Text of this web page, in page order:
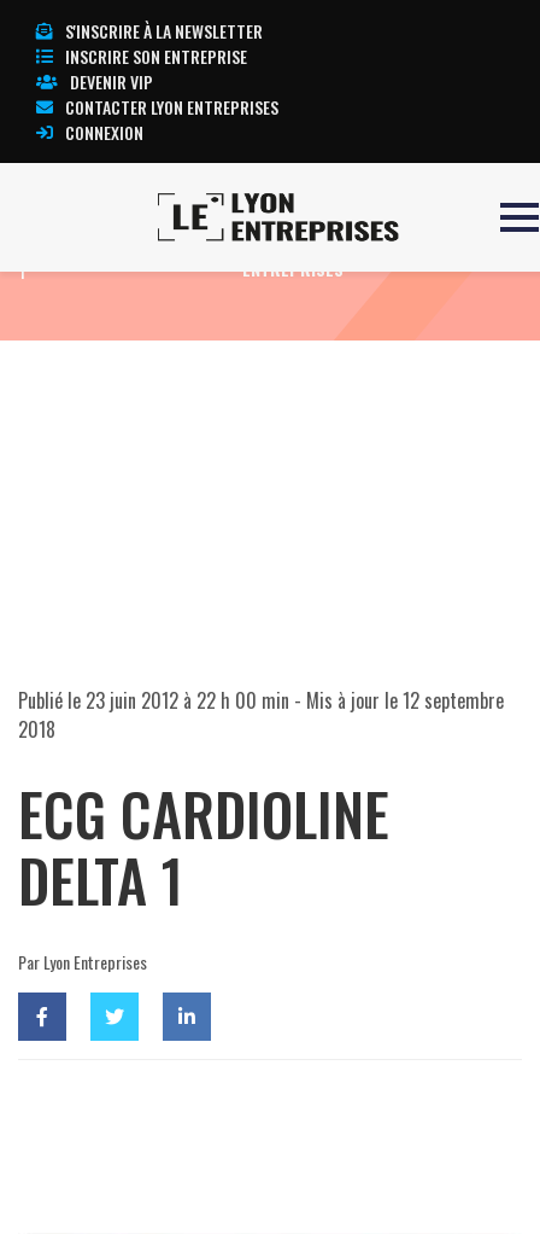
S'INSCRIRE À LA NEWSLETTER
INSCRIRE SON ENTREPRISE
DEVENIR VIP
CONTACTER LYON ENTREPRISES
CONNEXION
ECG CARDIOLINE DELTA
1
TOUTE L’ACTUALITÉ LYON
ENTREPRISES
Publié le 23 juin 2012 à 22 h 00 min - Mis à jour le12 septembre
2018
ECG CARDIOLINE
DELTA 1
Par Lyon Entreprises